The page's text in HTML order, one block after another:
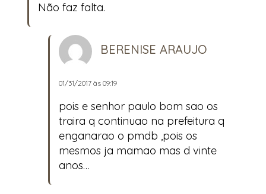
Não faz falta.
BERENISE ARAUJO
01/31/2017 às 09:19
pois e senhor paulo bom sao os
traira q continuao na prefeitura q
enganarao o pmdb ,pois os
mesmos ja mamao mas d vinte
anos…